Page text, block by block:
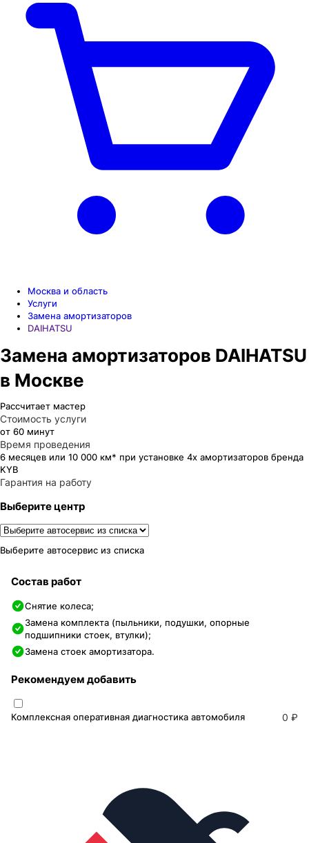
Москва и область
Услуги
Замена амортизаторов
DAIHATSU
Замена амортизаторов DAIHATSU
в Москве
Рассчитает мастер
Стоимость услуги
от 60 минут
Время проведения
6 месяцев или 10 000 км* при установке 4х амортизаторов бренда
KYB
Гарантия на работу
Выберите центр
Выберите автосервис из списка
Состав работ
Снятие колеса;
Замена комплекта (пыльники, подушки, опорные
подшипники стоек, втулки);
Замена стоек амортизатора.
Рекомендуем добавить
Комплексная оперативная диагностика автомобиля 0 ₽